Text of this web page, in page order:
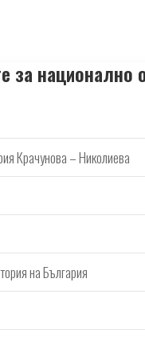
за национално
Крачунова – Николиева
на България